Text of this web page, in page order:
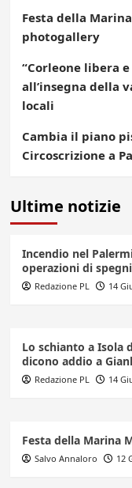
Festa della
photogallery
“Corleone libera
all’insegna della
locali
Cambia il piano
Circoscrizione a
Ultime notizie
Incendio nel
operazioni di
Redazione PL 14
Lo schianto a Isola
dicono addio a
Redazione PL 14
Festa della Marina
Salvo Annaloro 12